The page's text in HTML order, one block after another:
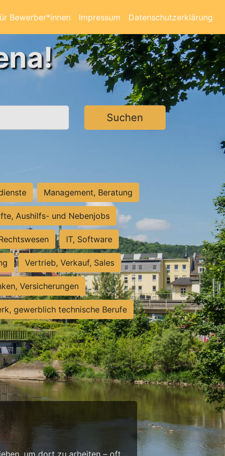
Bewerber*innen Impressum Datenschutzerklärung
Suchen
Management, Beratung
Aushilfs- und Nebenjobs
IT, Software
Vertrieb, Verkauf, Sales
Versicherungen
gewerblich technische Berufe